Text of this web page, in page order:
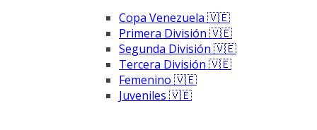
Copa Venezuela 🇻🇪
Primera División 🇻🇪
Segunda División 🇻🇪
Tercera División 🇻🇪
Femenino 🇻🇪
Juveniles 🇻🇪